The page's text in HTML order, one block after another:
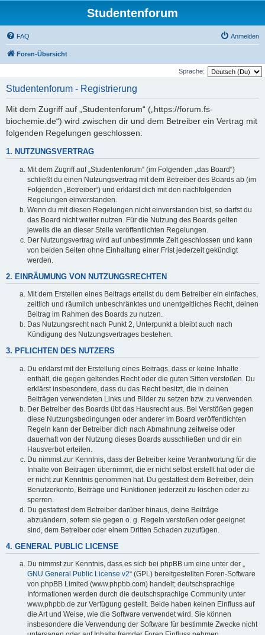
Studentenforum
FAQ Anmelden
Foren-Übersicht
Sprache:
Studentenforum - Registrierung
Mit dem Zugriff auf „Studentenforum“ („https://forum.fs-
biochemie.de“) wird zwischen dir und dem Betreiber ein Vertrag mit
folgenden Regelungen geschlossen:
1. NUTZUNGSVERTRAG
Mit dem Zugriff auf „Studentenforum“ (im Folgenden „das Board“)
schließt du einen Nutzungsvertrag mit dem Betreiber des Boards ab (im
Folgenden „Betreiber“) und erklärst dich mit den nachfolgenden
Regelungen einverstanden.
Wenn du mit diesen Regelungen nicht einverstanden bist, so darfst du
das Board nicht weiter nutzen. Für die Nutzung des Boards gelten
jeweils die an dieser Stelle veröffentlichten Regelungen.
Der Nutzungsvertrag wird auf unbestimmte Zeit geschlossen und kann
von beiden Seiten ohne Einhaltung einer Frist jederzeit gekündigt
werden.
2. EINRÄUMUNG VON NUTZUNGSRECHTEN
Mit dem Erstellen eines Beitrags erteilst du dem Betreiber ein einfaches,
zeitlich und räumlich unbeschränktes und unentgeltliches Recht, deinen
Beitrag im Rahmen des Boards zu nutzen.
Das Nutzungsrecht nach Punkt 2, Unterpunkt a bleibt auch nach
Kündigung des Nutzungsvertrages bestehen.
3. PFLICHTEN DES NUTZERS
Du erklärst mit der Erstellung eines Beitrags, dass er keine Inhalte
enthält, die gegen geltendes Recht oder die guten Sitten verstoßen. Du
erklärst insbesondere, dass du das Recht besitzt, die in deinen
Beiträgen verwendeten Links und Bilder zu setzen bzw. zu verwenden.
Der Betreiber des Boards übt das Hausrecht aus. Bei Verstößen gegen
diese Nutzungsbedingungen oder anderer im Board veröffentlichten
Regeln kann der Betreiber dich nach Abmahnung zeitweise oder
dauerhaft von der Nutzung dieses Boards ausschließen und dir ein
Hausverbot erteilen.
Du nimmst zur Kenntnis, dass der Betreiber keine Verantwortung für die
Inhalte von Beiträgen übernimmt, die er nicht selbst erstellt hat oder die
er nicht zur Kenntnis genommen hat. Du gestattest dem Betreiber, dein
Benutzerkonto, Beiträge und Funktionen jederzeit zu löschen oder zu
sperren.
Du gestattest dem Betreiber darüber hinaus, deine Beiträge
abzuändern, sofern sie gegen o. g. Regeln verstoßen oder geeignet
sind, dem Betreiber oder einem Dritten Schaden zuzufügen.
4. GENERAL PUBLIC LICENSE
Du nimmst zur Kenntnis, dass es sich bei phpBB um eine unter der „
GNU General Public License v2“ (GPL) bereitgestellten Foren-Software
von phpBB Limited (www.phpbb.com) handelt; deutschsprachige
Informationen werden durch die deutschsprachige Community unter
www.phpbb.de zur Verfügung gestellt. Beide haben keinen Einfluss auf
die Art und Weise, wie die Software verwendet wird. Sie können
insbesondere die Verwendung der Software für bestimmte Zwecke nicht